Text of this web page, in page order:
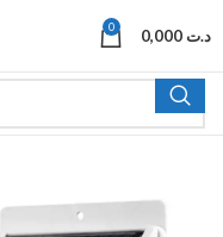
0 د.ت